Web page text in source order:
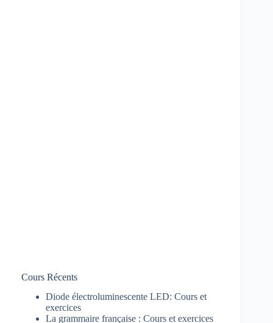
Cours Récents
Diode électroluminescente LED: Cours et
exercices
La grammaire française : Cours et exercices